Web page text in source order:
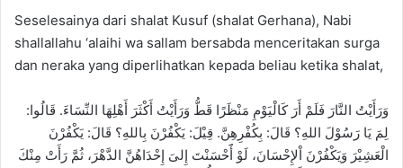
Seselesainya dari shalat Kusuf (shalat Gerhana), Nabi
shallallahu ‘alaihi wa sallam bersabda menceritakan surga
dan neraka yang diperlihatkan kepada beliau ketika shalat,
وَرَأَيْتُ النَّارَ فَلَمْ أَرَ كَالْيَوْمِ مَنْظَرًا قَطُّ وَرَأَيْتُ أَكْثَرَ أَهْلِهَا النِّسَاءَ. قَالُوا:
لِمَ يَا رَسُوْلَ اللهِ؟ قَالَ: بِكُفْرِهِنَّ. قِيْلَ: يَكْفُرْنَ بِاللهِ؟ قَالَ: يَكْفُرْنَ
الْعَشِيْرَ وَيَكْفُرْنَ اْلإِحْسَانَ، لَوْ أَََحْسَنْتَ إِلىَ إِحْدَاهُنَّ الدَّهْرَ، ثُمَّ رَأَتْ مِنْكَ